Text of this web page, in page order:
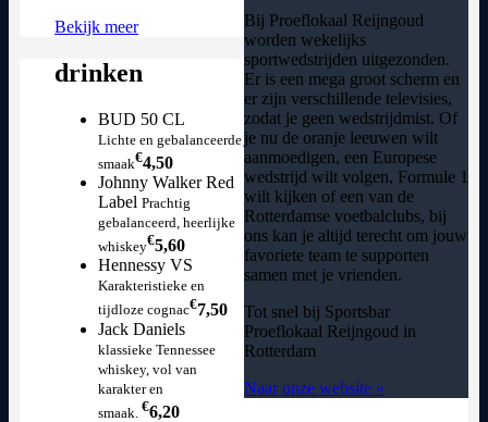
Bij Proeflokaal Reijngoud
worden wekelijks
sportwedstrijden uitgezonden.
Er is een mega groot scherm en
er zijn verschillende televisies,
zodat je geen wedstrijdmist. Of
je nu de oranje leeuwen wilt
aanmoedigen, een Europese
wedstrijd wilt volgen, Formule 1
wilt kijken of een van de
Rotterdamse voetbalclubs, bij
ons kan je altijd terecht om jouw
favoriete team te supporten
samen met je vrienden.
Tot snel bij Sportsbar
Proeflokaal Reijngoud in
Rotterdam
Naar onze website »
Bekijk meer
drinken
BUD 50 CL
Lichte en gebalanceerde
smaak€4,50
Johnny Walker Red
Label Prachtig
gebalanceerd, heerlijke
whiskey€5,60
Hennessy VS
Karakteristieke en
tijdloze cognac€7,50
Jack Daniels
klassieke Tennessee
whiskey, vol van
karakter en
smaak. €6,20